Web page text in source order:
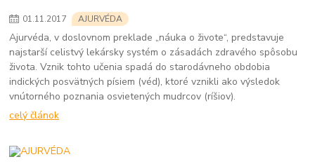
01.11.2017 AJURVÉDA
Ajurvéda, v doslovnom preklade „náuka o živote“, predstavuje
najstarší celistvý lekársky systém o zásadách zdravého spôsobu
života. Vznik tohto učenia spadá do starodávneho obdobia
indických posvätných písiem (véd), ktoré vznikli ako výsledok
vnútorného poznania osvietených mudrcov (ríšiov).
celý článok